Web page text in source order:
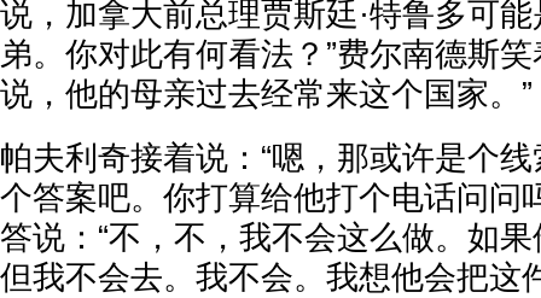
说，加拿大前总理贾斯廷·特鲁多可
弟。你对此有何看法？”费尔南德斯
说，他的母亲过去经常来这个国家。”
帕夫利奇接着说：“嗯，那或许是个
个答案吧。你打算给他打个电话问问
答说：“不，不，我不会这么做。如
但我不会去。我不会。我想他会把这